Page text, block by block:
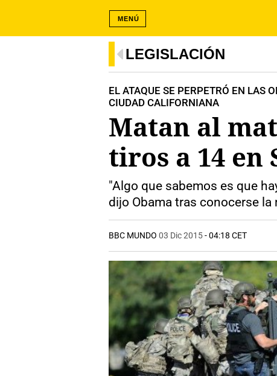
MENÚ
LEGISLACIÓN
EL ATAQUE SE PERPETRÓ EN LAS
CIUDAD CALIFORNIANA
Matan al
tiros a 14 en
"Algo que sabemos es que
dijo Obama tras conocerse la
BBC MUNDO 03 Dic 2015- 04:18 CET